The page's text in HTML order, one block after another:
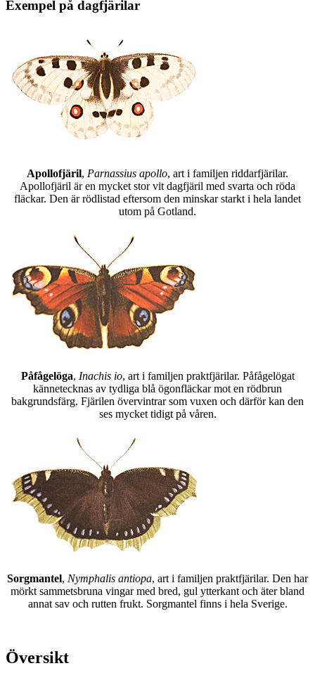
Exempel på dagfjärilar
Apollofjäril, Parnassius apollo, art i familjen riddarfjärilar.
Apollofjäril är en mycket stor vit dagfjäril med svarta och röda
fläckar. Den är rödlistad eftersom den minskar starkt i hela landet
utom på Gotland.
Påfågelöga, Inachis io, art i familjen praktfjärilar. Påfågelögat
kännetecknas av tydliga blå ögonfläckar mot en rödbrun
bakgrundsfärg. Fjärilen övervintrar som vuxen och därför kan den
ses mycket tidigt på våren.
Sorgmantel, Nymphalis antiopa, art i familjen praktfjärilar. Den har
mörkt sammetsbruna vingar med bred, gul ytterkant och äter bland
annat sav och rutten frukt. Sorgmantel finns i hela Sverige.
Översikt